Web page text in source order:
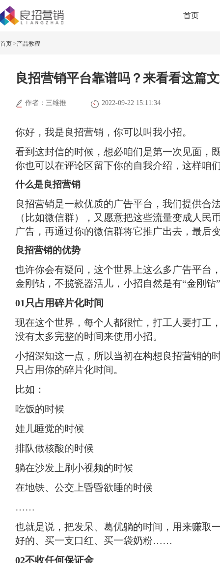
首页
首页 >产品教程
良招营销平台靠谱吗？来看看这篇
作者：三维推 2022-09-22 15:11:34
你好，我是良招营销，你可以叫我小招。
看到这封信的时候，想必咱们是第一次见面，
你也可以在评论区留下你的自我介绍，这样咱
什么是良招营销
良招营销是一款优质的广告平台，我们提供合
（比如微信群），又愿意把这些流量变成人
广告，再通过你的微信群将它推广出去，最后
良招营销的优势
也许你会有疑问，这个世界上这么多广告平台
金刚钻，不揽瓷器活儿，小招自然是有“金刚钻
01只占用碎片化时间
现在这个世界，每个人都很忙，打工人要打
没有太多完整的时间来使用小招。
小招深知这一点，所以当初在构想良招营销的
只占用你的碎片化时间。
比如：
吃饭的时候
娃儿睡觉的时候
排队做核酸的时候
躺在沙发上刷小视频的时候
在地铁、公交上昏昏欲睡的时候
……
也就是说，把发呆、葛优躺的时间，用来赚取
好的、买一支口红、买一袋奶粉……
02不收任何保证金